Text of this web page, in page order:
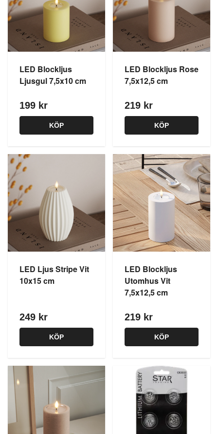
LED Blockljus
Ljusgul 7,5x10 cm
199 kr
KÖP
LED Blockljus Rose
7,5x12,5 cm
219 kr
KÖP
LED Ljus Stripe Vit
10x15 cm
249 kr
KÖP
LED Blockljus
Utomhus Vit
7,5x12,5 cm
219 kr
KÖP